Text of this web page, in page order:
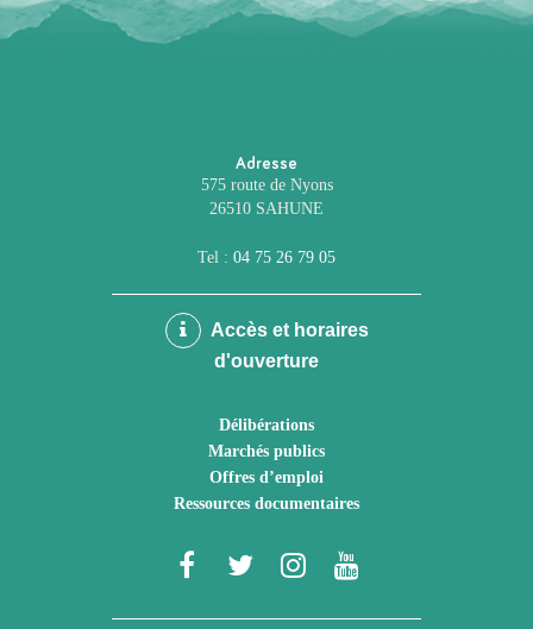
Adresse
575 route de Nyons
26510 SAHUNE
Tel : 04 75 26 79 05
Accès et horaires
d'ouverture
Délibérations
Marchés publics
Offres d’emploi
Ressources documentaires
Lien
Lien
Lien